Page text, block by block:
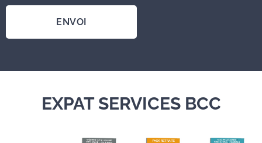
ENVOI
EXPAT SERVICES BCC